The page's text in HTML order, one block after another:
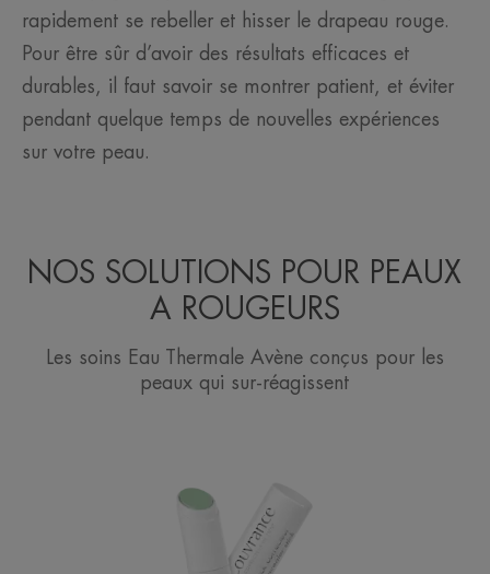
rapidement se rebeller et hisser le drapeau rouge.
Pour être sûr d’avoir des résultats efficaces et
durables, il faut savoir se montrer patient, et éviter
pendant quelque temps de nouvelles expériences
sur votre peau.
NOS SOLUTIONS POUR PEAUX
A ROUGEURS
Les soins Eau Thermale Avène conçus pour les
peaux qui sur-réagissent
vert